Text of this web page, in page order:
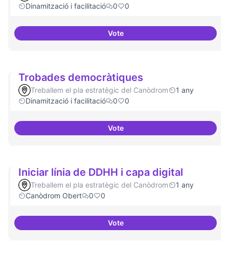
Dinamització i facilitació
0 0
VoteSuport a projectes digitals i
Trobades democràtiques
Treballem el pla estratègic del Canòdrom
1 any
Dinamització i facilitació
0 0
VoteTrobades democràtiques
Iniciar línia de DDHH i capa digital
Treballem el pla estratègic del Canòdrom
1 any
Canòdrom Obert
0 0
VoteIniciar línia de DDHH i capa